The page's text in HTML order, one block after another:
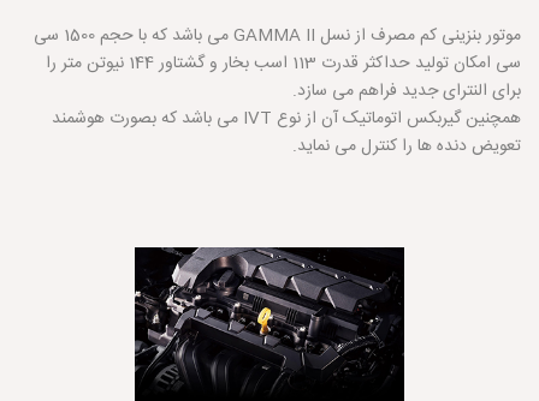
موتور بنزینی کم مصرف از نسل GAMMA II می باشد که با حجم 1500 سی
سی امکان تولید حداکثر قدرت 113 اسب بخار و گشتاور 144 نیوتن متر را
برای النترای جدید فراهم می سازد.
همچنین گیربکس اتوماتیک آن از نوع IVT می باشد که بصورت هوشمند
تعویض دنده ها را کنترل می نماید.